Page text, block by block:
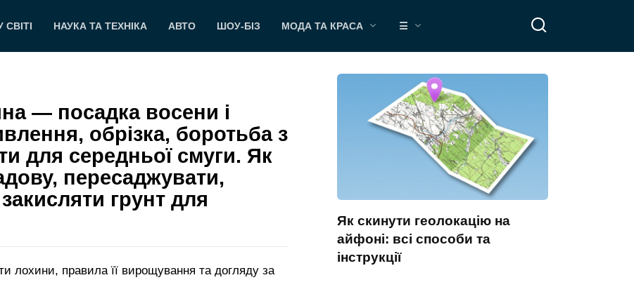
СВІТІ НАУКА ТА ТЕХНІКА АВТО ШОУ-БІЗ МОДА ТА КРАСА ☰
— посадка восени і
обрізка, боротьба з
для середньої смуги. Як
пересаджувати,
грунт для
лохини, правила її вирощування та догляду за
Як скинути геолокацію на
айфоні: всі способи та
інструкції